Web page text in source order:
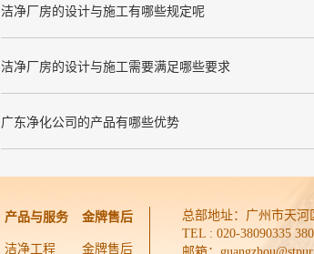
洁净厂房的设计与施工有哪些规定呢
洁净厂房的设计与施工需要满足哪些要求
广东净化公司的产品有哪些优势
产品与服务
洁净工程
金牌售后
金牌售后
总部地址： 广州市天河
TEL : 020-38090335